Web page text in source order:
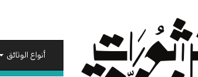
أنواع الوثائق